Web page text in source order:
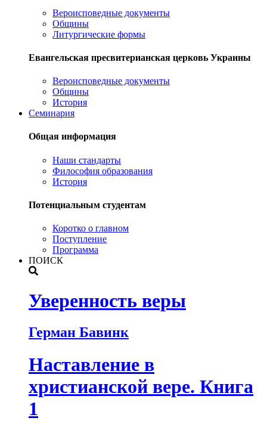
Вероисповедные документы
Общины
Литургические формы
Евангельская пресвитерианская церковь Украины
Вероисповедные документы
Общины
История
Семинария
Общая информация
Наши стандарты
Философия образования
История
Потенциальным студентам
Коротко о главном
Поступление
Программа
ПОИСК
Уверенность веры
Герман Бавинк
Наставление в
христианской вере. Книга
1